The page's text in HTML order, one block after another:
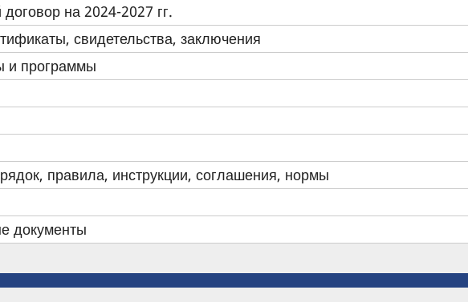
на 2024-2027 гг.
свидетельства, заключения
и программы
правила, инструкции, соглашения, нормы
документы